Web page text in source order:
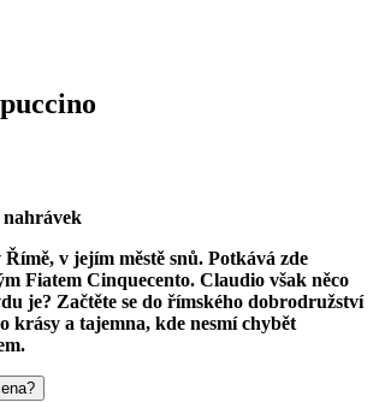
nahrávek
v jejím městě snů. Potkává zde
Fiatem Cinquecento. Claudio však něco
je? Začtěte se do římského dobrodružství
krásy a tajemna, kde nesmí chybět